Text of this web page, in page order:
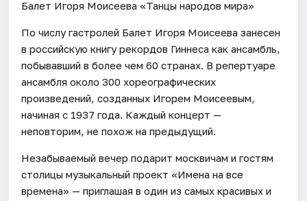
Балет Игоря Моисеева «Танцы народов мира»
По числу гастролей Балет Игоря Моисеева занесен
в российскую книгу рекордов Гиннеса как ансамбль,
побывавший в более чем 60 странах. В репертуаре
ансамбля около 300 хореографических
произведений, созданных Игорем Моисеевым,
начиная с 1937 года. Каждый концерт —
неповторим, не похож на предыдущий.
Незабываемый вечер подарит москвичам и гостям
столицы музыкальный проект «Имена на все
времена» — приглашая в один из самых красивых и